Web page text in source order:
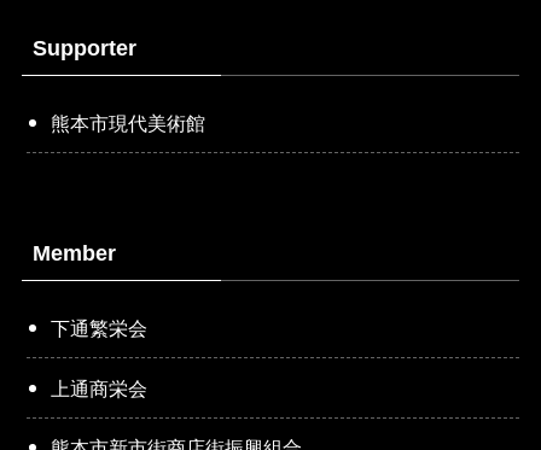
Supporter
熊本市現代美術館
Member
下通繁栄会
上通商栄会